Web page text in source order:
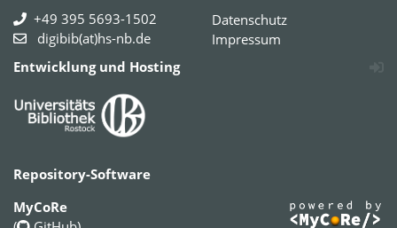
+49 395 5693-1502
digibib(at)hs-nb.de
Datenschutz
Impressum
Entwicklung und Hosting
Repository-Software
MyCoRe